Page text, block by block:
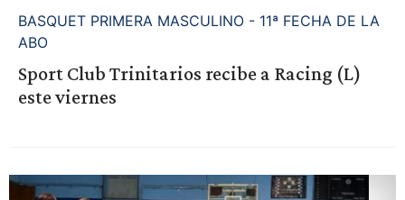
BASQUET PRIMERA MASCULINO - 11ª FECHA DE LA
ABO
Sport Club Trinitarios recibe a Racing (L)
este viernes